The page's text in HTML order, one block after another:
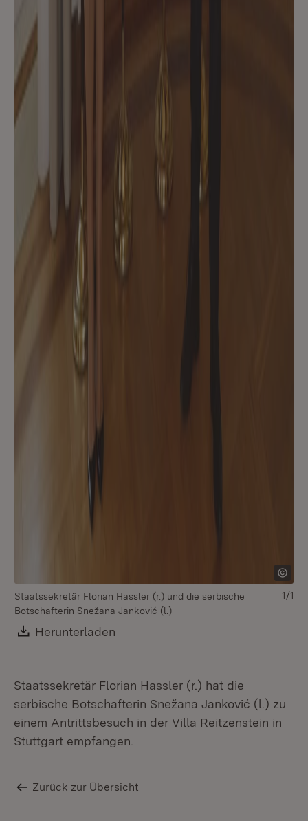
Staatssekretär Florian Hassler (r.) und die serbische
Botschafterin Snežana Janković (l.)
Download:
Herunterladen
1/1
Staatssekretär Florian Hassler (r.) hat die
serbische Botschafterin Snežana Janković (l.) zu
einem Antrittsbesuch in der Villa Reitzenstein in
Stuttgart empfangen.
Zurück zur Übersicht